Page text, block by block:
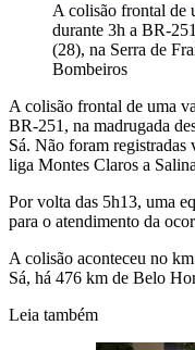
A colisão frontal de
durante 3h a BR-
(28), na Serra de
Bombeiros
A colisão frontal de uma
BR-251, na madrugada
Sá. Não foram registradas
liga Montes Claros a
Por volta das 5h13, uma
para o atendimento da
A colisão aconteceu no
Sá, há 476 km de Belo
Leia também